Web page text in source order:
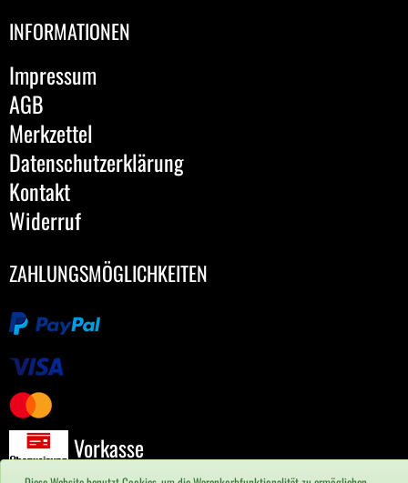
INFORMATIONEN
Impressum
AGB
Merkzettel
Datenschutzerklärung
Kontakt
Widerruf
ZAHLUNGSMÖGLICHKEITEN
Vorkasse